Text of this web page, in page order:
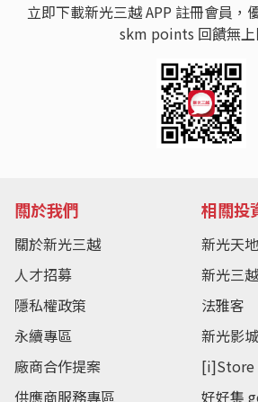
立即下載新光三越 APP 註冊會員，
skm points 回饋無上
關於我們
關於新光三越
人才招募
隱私權政策
永續專區
廠商合作提案
供應商服務專區
相關投
新光天地
新光三
法雅客
新光影城
[i]Store
好好集